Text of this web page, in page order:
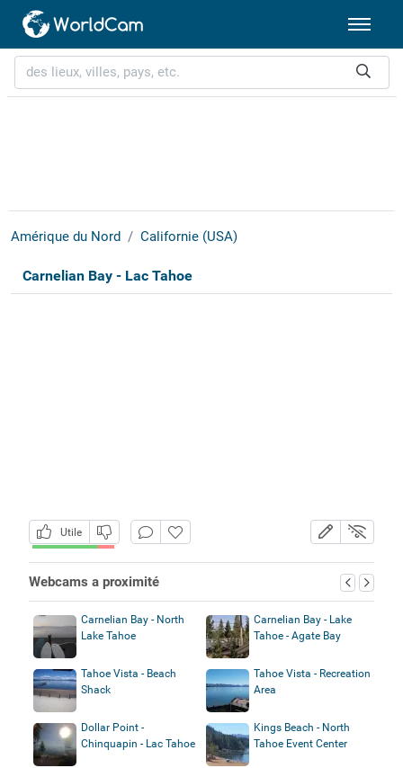
Amérique du Nord Californie (USA)
Carnelian Bay - Lac Tahoe
Utile
Webcams a proximité
Carnelian Bay - North
Lake Tahoe
Carnelian Bay - Lake
Tahoe - Agate Bay
Tahoe Vista - Beach
Shack
Tahoe Vista - Recreation
Area
Dollar Point -
Chinquapin - Lac Tahoe
Kings Beach - North
Tahoe Event Center